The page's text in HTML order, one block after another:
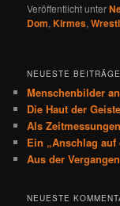
Veröffentlicht unter
Dom,Kirmes,
NEUESTE BEITRÄGE
Menschenbilder
Die Haut der
Als
Ein „Anschlag
Aus der
NEUESTE